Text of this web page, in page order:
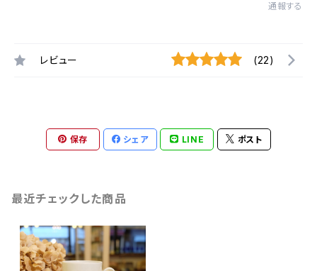
通報する
レビュー (22)
保存 シェア LINE ポスト
最近チェックした商品